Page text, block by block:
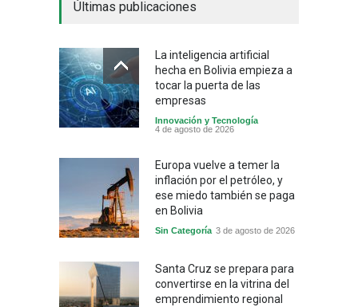
Últimas publicaciones
La inteligencia artificial
hecha en Bolivia empieza a
tocar la puerta de las
empresas
Innovación y Tecnología
4 de agosto de 2026
Europa vuelve a temer la
inflación por el petróleo, y
ese miedo también se paga
en Bolivia
Sin Categoría 3 de agosto de 2026
Santa Cruz se prepara para
convertirse en la vitrina del
emprendimiento regional